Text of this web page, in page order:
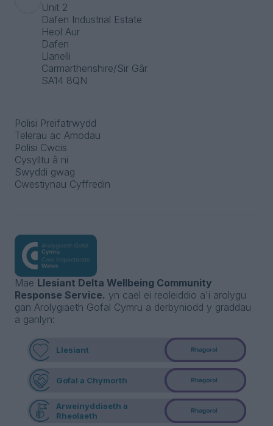
Unit 2
Dafen Industrial Estate
Heol Aur
Dafen
Llanelli
Carmarthenshire/Sir Gâr
SA14 8QN
Polisi Preifatrwydd
Telerau ac Amodau
Polisi Cwcis
Cysylltu â ni
Swyddi gwag
Cwestiynau Cyffredin
Mae Llesiant Delta Wellbeing Community
Response Service. yn cael ei reoleiddio a'i arolygu
gan Arolygiaeth Gofal Cymru a derbyniodd y graddau
a ganlyn:
Llesiant
Gofal a Chymorth
Arweinyddiaeth a
Rheolaeth